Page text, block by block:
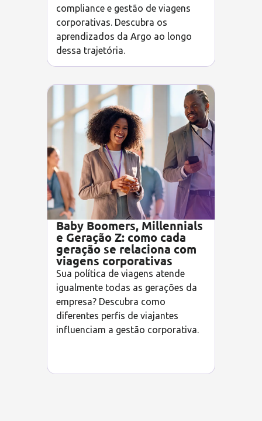
compliance e gestão de viagens
corporativas. Descubra os
aprendizados da Argo ao longo
dessa trajetória.
Baby Boomers, Millennials
e Geração Z: como cada
geração se relaciona com
viagens corporativas
Sua política de viagens atende
igualmente todas as gerações da
empresa? Descubra como
diferentes perfis de viajantes
influenciam a gestão corporativa.